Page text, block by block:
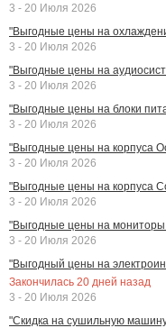
3 - 20 Июля 2026
"Выгодные цены на
3 - 20 Июля 2026
"Выгодные цены на
3 - 20 Июля 2026
"Выгодные цены на блоки
3 - 20 Июля 2026
"Выгодные цены на корпуса
3 - 20 Июля 2026
"Выгодные цены на корпуса
3 - 20 Июля 2026
"Выгодные цены на мониторы
3 - 20 Июля 2026
"Выгодный цены на
Закончилась 20 дней назад
3 - 20 Июля 2026
"Скидка на сушильную